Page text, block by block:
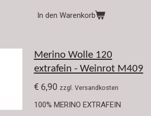
In den Warenkorb
Merino Wolle 120
extrafein - Weinrot M409
€ 6,90 zzgl. Versandkosten
100% MERINO EXTRAFEIN